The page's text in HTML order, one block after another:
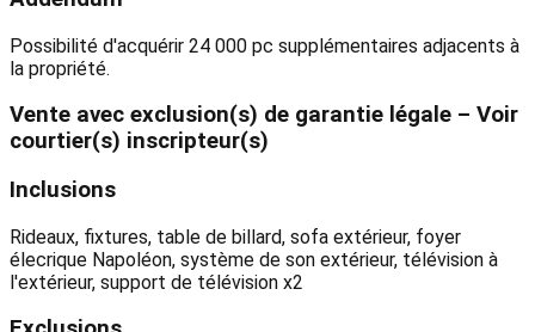
Possibilité d'acquérir 24 000 pc supplémentaires adjacents à
la propriété.
Vente avec exclusion(s) de garantie légale – Voir
courtier(s) inscripteur(s)
Inclusions
Rideaux, fixtures, table de billard, sofa extérieur, foyer
élecrique Napoléon, système de son extérieur, télévision à
l'extérieur, support de télévision x2